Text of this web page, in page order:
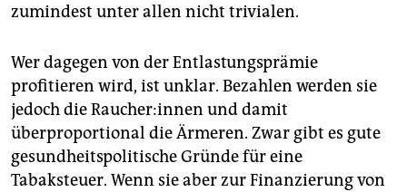
zumindest unter allen nicht trivialen.
Wer dagegen von der Entlastungsprämie
profitieren wird, ist unklar. Bezahlen werden sie
jedoch die Rau­che­r:in­nen und damit
überproportional die Ärmeren. Zwar gibt es gute
gesundheitspolitische Gründe für eine
Tabaksteuer. Wenn sie aber zur Finanzierung von